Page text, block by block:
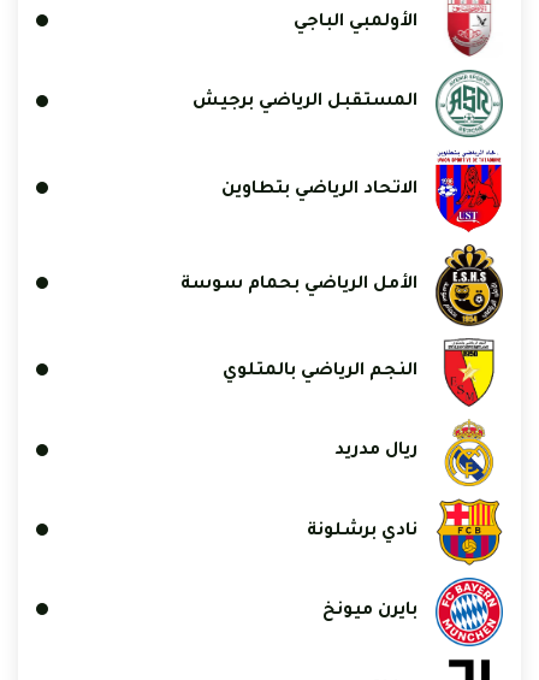
الأولمبي الباجي
المستقبل الرياضي برجيش
الاتحاد الرياضي بتطاوين
الأمل الرياضي بحمام سوسة
النجم الرياضي بالمتلوي
ريال مدريد
نادي برشلونة
بايرن ميونخ